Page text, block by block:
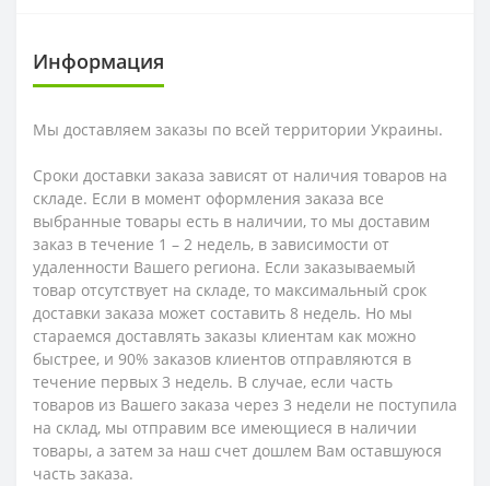
Информация
Мы доставляем заказы по всей территории Украины.
Сроки доставки заказа зависят от наличия товаров на
складе. Если в момент оформления заказа все
выбранные товары есть в наличии, то мы доставим
заказ в течение 1 – 2 недель, в зависимости от
удаленности Вашего региона. Если заказываемый
товар отсутствует на складе, то максимальный срок
доставки заказа может составить 8 недель. Но мы
стараемся доставлять заказы клиентам как можно
быстрее, и 90% заказов клиентов отправляются в
течение первых 3 недель. В случае, если часть
товаров из Вашего заказа через 3 недели не поступила
на склад, мы отправим все имеющиеся в наличии
товары, а затем за наш счет дошлем Вам оставшуюся
часть заказа.